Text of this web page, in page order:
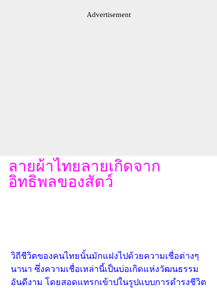
Advertisement
ลายผ้าไทยลายเกิดจาก
อิทธิพลของสัตว์
วิถีชีวิตของคนไทยนั้นมักแฝงไปด้วยความเชื่อต่างๆ
นานา ซึ่งความเชื่อเหล่านี้เป็นบ่อเกิดแห่งวัฒนธรรม
อันดีงาม โดยสอดแทรกเข้าปในรูปแบบการดำรงชีวิต